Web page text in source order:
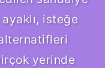
isteğe
yerinde